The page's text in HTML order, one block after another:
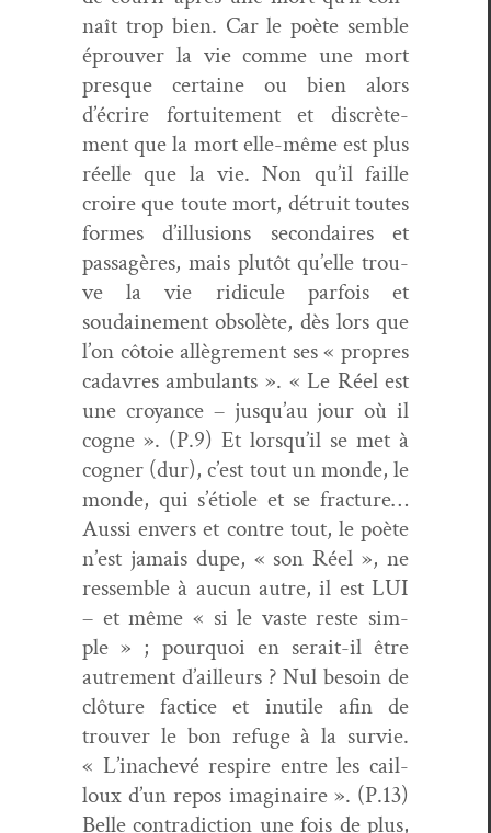
naît trop bien. Car le poète sem­ble
éprou­ver la vie comme une mort
presque cer­taine ou bien alors
d’écrire for­tu­ite­ment et dis­crète­
ment que la mort elle-même est plus
réelle que la vie. Non qu’il faille
croire que toute mort, détru­it toutes
formes d’illusions sec­ondaires et
pas­sagères, mais plutôt qu’elle trou­
ve la vie ridicule par­fois et
soudaine­ment obsolète, dès lors que
l’on côtoie allè­gre­ment ses « pro­pres
cadavres ambu­lants ». « Le Réel est
une croy­ance – jusqu’au jour où il
cogne ». (P.9) Et lorsqu’il se met à
cogn­er (dur), c’est tout un monde, le
monde, qui s’étiole et se frac­ture…
Aus­si envers et con­tre tout, le poète
n’est jamais dupe, « son Réel », ne
ressem­ble à aucun autre, il est LUI
– et même « si le vaste reste sim­
ple » ; pourquoi en serait-il être
autrement d’ailleurs ? Nul besoin de
clô­ture fac­tice et inutile afin de
trou­ver le bon refuge à la survie.
« L’inachevé respire entre les cail­
loux d’un repos imag­i­naire ». (P.13)
Belle con­tra­dic­tion une fois de plus,